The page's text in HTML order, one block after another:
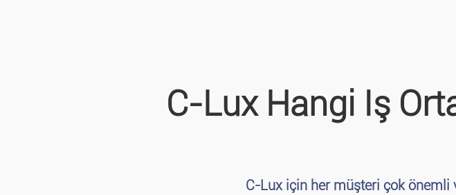
C-Lux Hangi Iş
C-Lux için her müşteri çok